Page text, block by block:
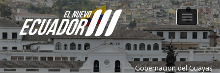
Gobernacion del Guayas
Toggle
navigation